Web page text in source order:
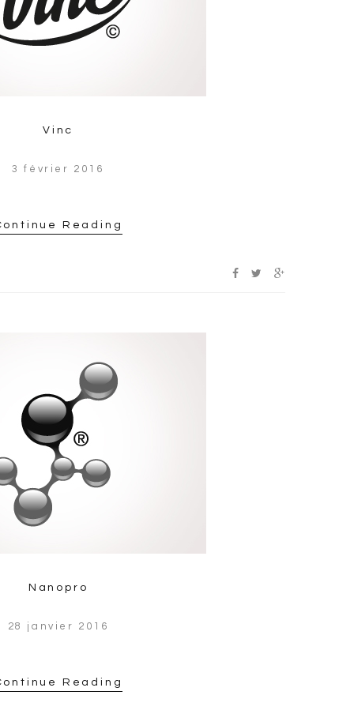
Vinc
3 février 2016
Reading
Nanopro
28 janvier 2016
Reading